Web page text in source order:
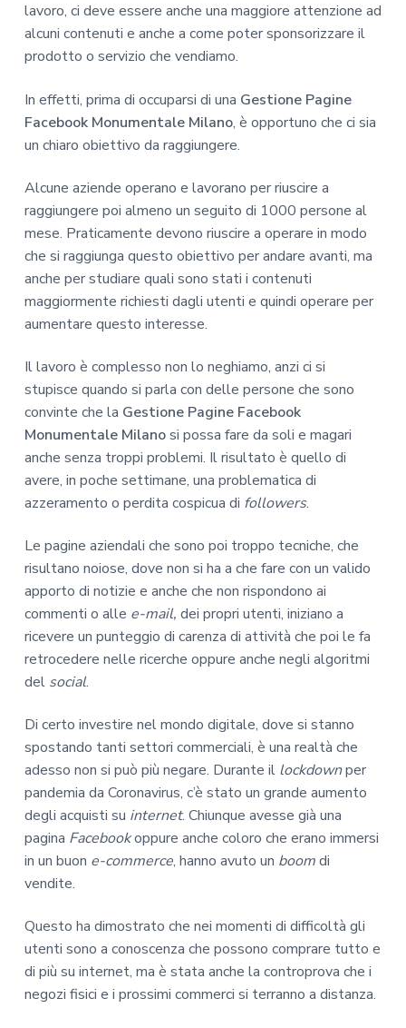
lavoro, ci deve essere anche una maggiore attenzione ad
alcuni contenuti e anche a come poter sponsorizzare il
prodotto o servizio che vendiamo.
In effetti, prima di occuparsi di una Gestione Pagine
Facebook Monumentale Milano, è opportuno che ci sia
un chiaro obiettivo da raggiungere.
Alcune aziende operano e lavorano per riuscire a
raggiungere poi almeno un seguito di 1000 persone al
mese. Praticamente devono riuscire a operare in modo
che si raggiunga questo obiettivo per andare avanti, ma
anche per studiare quali sono stati i contenuti
maggiormente richiesti dagli utenti e quindi operare per
aumentare questo interesse.
Il lavoro è complesso non lo neghiamo, anzi ci si
stupisce quando si parla con delle persone che sono
convinte che la Gestione Pagine Facebook
Monumentale Milanosi possa fare da soli e magari
anche senza troppi problemi. Il risultato è quello di
avere, in poche settimane, una problematica di
azzeramento o perdita cospicua di followers.
Le pagine aziendali che sono poi troppo tecniche, che
risultano noiose, dove non si ha a che fare con un valido
apporto di notizie e anche che non rispondono ai
commenti o alle e-mail, dei propri utenti, iniziano a
ricevere un punteggio di carenza di attività che poi le fa
retrocedere nelle ricerche oppure anche negli algoritmi
del social.
Di certo investire nel mondo digitale, dove si stanno
spostando tanti settori commerciali, è una realtà che
adesso non si può più negare. Durante il lockdownper
pandemia da Coronavirus, c’è stato un grande aumento
degli acquisti su internet. Chiunque avesse già una
pagina Facebookoppure anche coloro che erano immersi
in un buon e-commerce, hanno avuto un boomdi
vendite.
Questo ha dimostrato che nei momenti di difficoltà gli
utenti sono a conoscenza che possono comprare tutto e
di più su internet, ma è stata anche la controprova che i
negozi fisici e i prossimi commerci si terranno a distanza.